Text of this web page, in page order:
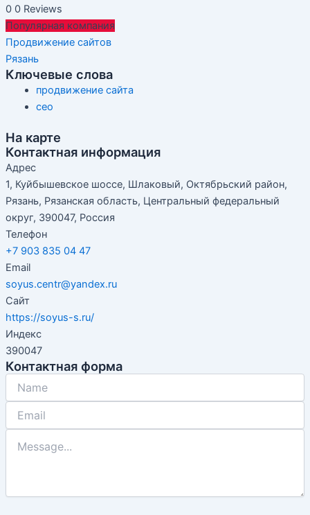
0 0 Reviews
Популярная компания
Продвижение сайтов
Рязань
Ключевые слова
продвижение сайта
сео
На карте
Контактная информация
Адрес
1, Куйбышевское шоссе, Шлаковый, Октябрьский район,
Рязань, Рязанская область, Центральный федеральный
округ, 390047, Россия
Телефон
+7 903 835 04 47
Email
soyus.centr@yandex.ru
Сайт
https://soyus-s.ru/
Индекс
390047
Контактная форма